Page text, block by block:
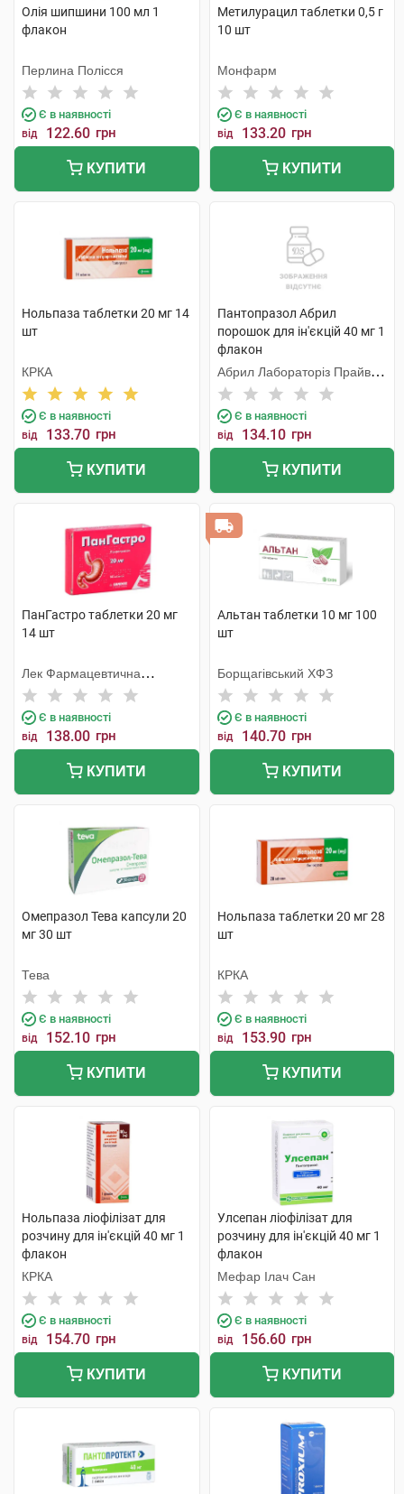
Олія шипшини 100 мл 1
флакон
Перлина Полісся
Є в наявності
від 122.60 грн
КУПИТИ
Метилурацил таблетки 0,5 г
10 шт
Монфарм
Є в наявності
від 133.20 грн
КУПИТИ
Нольпаза таблетки 20 мг 14
шт
КРКА
Є в наявності
від 133.70 грн
КУПИТИ
Пантопразол Абрил
порошок для ін'єкцій 40 мг 1
флакон
Абрил Лабораторіз Прайвет
Лімітед
Є в наявності
від 134.10 грн
КУПИТИ
ПанГастро таблетки 20 мг
14 шт
Лек Фармацевтична
компанія
Є в наявності
від 138.00 грн
КУПИТИ
Альтан таблетки 10 мг 100
шт
Борщагівський ХФЗ
Є в наявності
від 140.70 грн
КУПИТИ
Омепразол Тева капсули 20
мг 30 шт
Тева
Є в наявності
від 152.10 грн
КУПИТИ
Нольпаза таблетки 20 мг 28
шт
КРКА
Є в наявності
від 153.90 грн
КУПИТИ
Нольпаза ліофілізат для
розчину для ін'єкцій 40 мг 1
флакон
КРКА
Є в наявності
від 154.70 грн
КУПИТИ
Улсепан ліофілізат для
розчину для ін'єкцій 40 мг 1
флакон
Мефар Ілач Сан
Є в наявності
від 156.60 грн
КУПИТИ